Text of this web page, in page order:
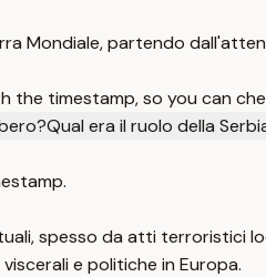
Mondiale, partendo
timestamp, so you can
Qual era il ruolo della
spesso da atti terroristici
e politiche in Europa.